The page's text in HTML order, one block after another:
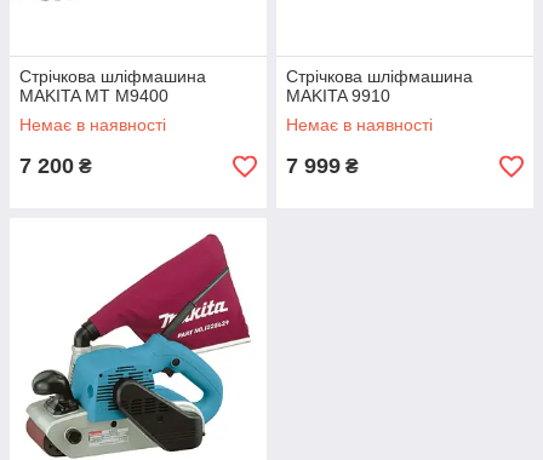
Стрічкова шліфмашина
MAKITA MT M9400
Немає в наявності
7 200 ₴
Стрічкова шліфмашина
MAKITA 9910
Немає в наявності
7 999 ₴